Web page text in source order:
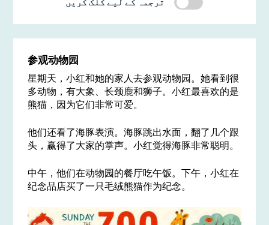
ترجمہ کے لیے کلک کریں
参观动物园
星期天，小红和她的家人去参观动物园。她看到很
多动物，有大象、长颈鹿和狮子。小红最喜欢的是
熊猫，因为它们非常可爱。
他们还看了海豚表演。海豚跳出水面，翻了几个跟
头，赢得了大家的掌声。小红觉得海豚非常聪明。
中午，他们在动物园的餐厅吃午饭。下午，小红在
纪念品店买了一只毛绒熊猫作为纪念。